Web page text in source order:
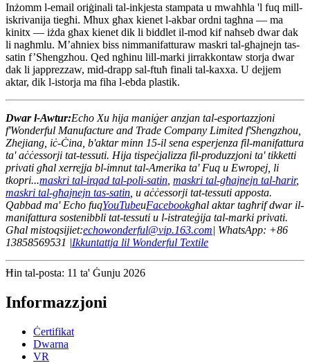
Inżomm l-email oriġinali tal-inkjesta stampata u mwaħħla 'l fuq mill-
iskrivanija tiegħi. Mhux għax kienet l-akbar ordni tagħna — ma
kinitx — iżda għax kienet dik li biddlet il-mod kif naħseb dwar dak
li nagħmlu. M’aħniex biss nimmanifatturaw maskri tal-għajnejn tas-
satin f’Shengzhou. Qed ngħinu lill-marki jirrakkontaw storja dwar
dak li japprezzaw, mid-drapp sal-ftuħ finali tal-kaxxa. U dejjem
aktar, dik l-istorja ma fiha l-ebda plastik.
Dwar l-Awtur:Echo Xu hija maniġer anzjan tal-esportazzjoni
f'Wonderful Manufacture and Trade Company Limited f'Shengzhou,
Zhejiang, iċ-Ċina, b'aktar minn 15-il sena esperjenza fil-manifattura
ta' aċċessorji tat-tessuti. Hija tispeċjalizza fil-produzzjoni ta' tikketti
privati ​​għal xerrejja bl-imnut tal-Amerika ta' Fuq u Ewropej, li
tkopri...maskri tal-irqad tal-poli-satin maskri tal-għajnejn tal-ħarir,
maskri tal-għajnejn tas-satin , u aċċessorji tat-tessuti apposta.
Qabbad ma' Echo fuqYouTubeuFacebookgħal aktar tagħrif dwar il-
manifattura sostenibbli tat-tessuti u l-istrateġija tal-marki privati.
Għal mistoqsijiet:echowonderful@vip.163.com| WhatsApp: +86
13858569531 |Ikkuntattja lil Wonderful Textile
Ħin tal-posta: 11 ta' Ġunju 2026
Informazzjoni
Ċertifikat
Dwarna
VR